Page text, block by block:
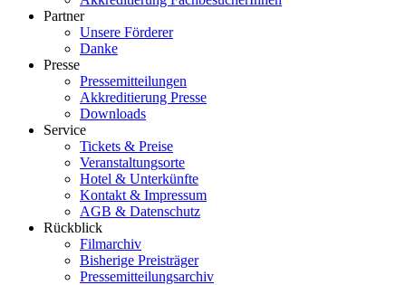
Partner
Unsere Förderer
Danke
Presse
Pressemitteilungen
Akkreditierung Presse
Downloads
Service
Tickets & Preise
Veranstaltungsorte
Hotel & Unterkünfte
Kontakt & Impressum
AGB & Datenschutz
Rückblick
Filmarchiv
Bisherige Preisträger
Pressemitteilungsarchiv